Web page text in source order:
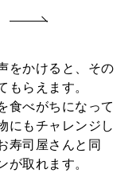
をかけると、その
もらえます。
食べがちになって
にもチャレンジし
寿司屋さんと同
が取れます。